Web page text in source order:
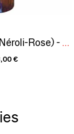
Luna Oro (Jasmin-Néroli-Rose) - Diffuseur de parfum en céramique - 340 ml
€